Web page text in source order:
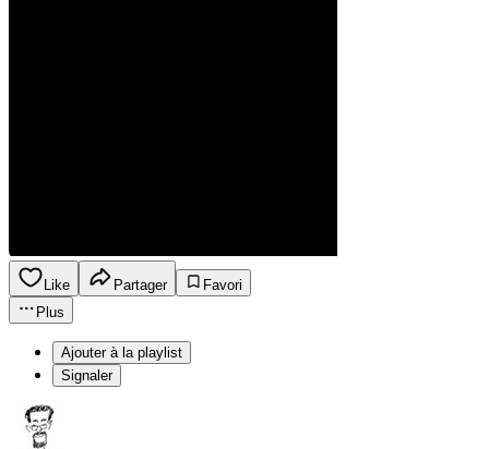
Like Partager
Favori
Plus
Ajouter à la playlist
Signaler